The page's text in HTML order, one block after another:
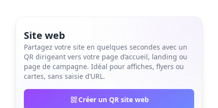
Site web
Partagez votre site en quelques secondes avec un
QR dirigeant vers votre page d’accueil, landing ou
page de campagne. Idéal pour affiches, flyers ou
cartes, sans saisie d’URL.
Créer un QR site web